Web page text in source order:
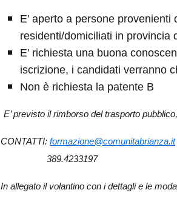
E’ aperto a persone
residenti/domiciliati in provincia
E’ richiesta una buona
iscrizione, i candidati verranno
Non è richiesta la patente B
E’ previsto il rimborso del trasporto
CONTATTI: formazione@comunitabrianza.it
389.4233197
In allegato il volantino con i dettagli e le